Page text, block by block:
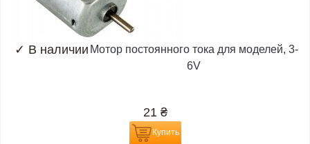
✓ В наличии Мотор постоянного тока для моделей, 3-
6V
21 ₴
Купить